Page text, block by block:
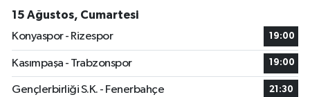
15 Ağustos, Cumartesi
Konyaspor - Rizespor
19:00
Kasımpaşa - Trabzonspor 19:00
Gençlerbirliği S.K. - Fenerbahçe 21:30